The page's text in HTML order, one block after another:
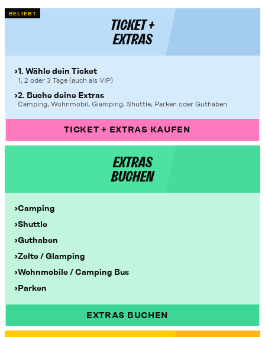
BELIEBT
TICKET +
EXTRAS
1. Wähle dein Ticket
1, 2 oder 3 Tage (auch als VIP)
2. Buche deine Extras
Camping, Wohnmobil, Glamping, Shuttle, Parken oder Guthaben
TICKET + EXTRAS KAUFEN
EXTRAS
BUCHEN
Camping
Shuttle
Guthaben
Zelte / Glamping
Wohnmobile / Camping Bus
Parken
EXTRAS BUCHEN